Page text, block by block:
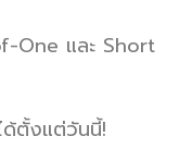
One และ Short
ด้ตั้งแต่วันนี้!